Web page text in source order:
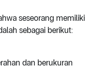
seseorang memiliki
sebagai berikut:
dan berukuran